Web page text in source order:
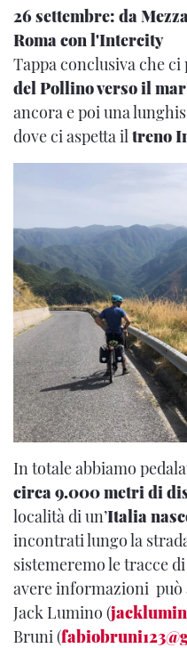
26 settembre: da
Roma con l'Intercity
Tappa conclusiva che ci
del Pollino verso il
ancora e poi una
dove ci aspetta iltreno
In totale abbiamo
circa 9.000 metri di
località di un’Italia
incontrati lungo la
sistemeremo le tracce
avere informazioni può
Jack Lumino (
Bruni (